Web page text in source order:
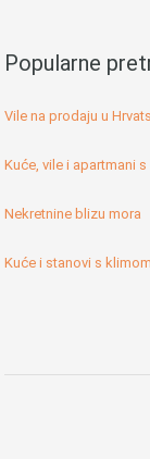
Popularne
Vile na prodaju u
Kuće, vile i apartmani
Nekretnine blizu mora
Kuće i stanovi s klimom